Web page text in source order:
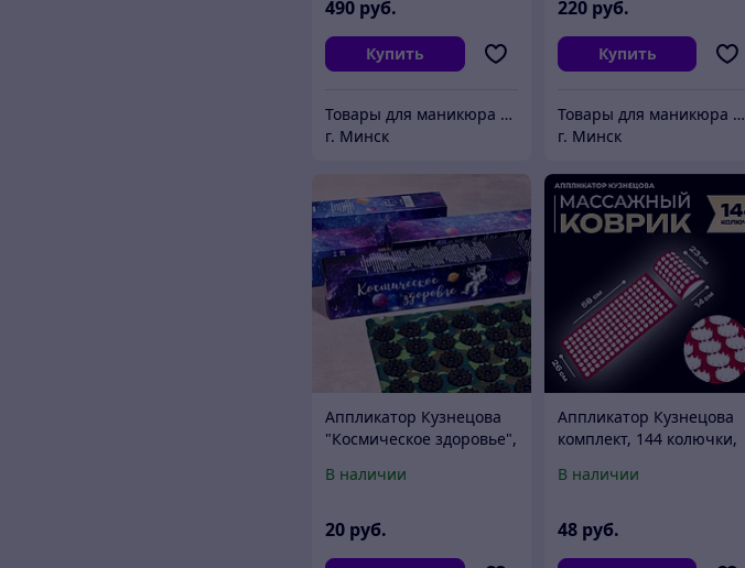
490 руб.
Купить
Товары для маникюра и педикюра/ Интернет-магазин diatex.by
г. Минск
инструментов
220 руб.
Купить
Товары для маникюра и педикюра/ Интернет-магазин diatex.by
г. Минск
Аппликатор Кузнецова
"Космическое здоровье",
32 см
В наличии
20 руб.
Аппликатор Кузнецова
комплект, 144 колючки,
560 мм + валик 140*230
В наличии
48 руб.